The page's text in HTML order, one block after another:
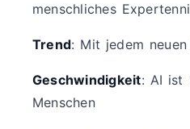
menschliches
Trend: Mit jedem
Geschwindigkeit: AI ist
Menschen